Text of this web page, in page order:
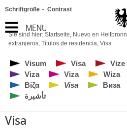
MENU
Schriftgröße Contrast
Sie sind hier: Startseite, Nuevo en Heilbronn
extranjeros, Títulos de residencia, Visa
Visum Visa Vize
Viza
Viza Wiza
Βίζα
Visa Виза
تأشيرة
Visa